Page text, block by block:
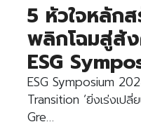
5 หัวใจหลัก
พลิกโฉมสู่สั
ESG
ESG Symposium
Transition ‘ยิ่งเร่งเป
Gre…